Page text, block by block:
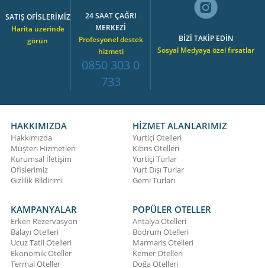
SATIŞ OFİSLERİMİZ
Harita üzerinde
görün
24 SAAT ÇAĞRI
MERKEZİ
Profesyonel destek
hizmeti
0850 303 0
733
BİZİ TAKİP EDİN
Sosyal Medyaya özel fırsatlar
HAKKIMIZDA
Hakkımızda
Müşteri Hizmetleri
Kurumsal İletişim
Ofislerimiz
Gizlilik Bildirimi
HİZMET ALANLARIMIZ
Yurtiçi Otelleri
Kıbrıs Otelleri
Yurtiçi Turlar
Yurt Dışı Turlar
Gemi Turları
KAMPANYALAR
Erken Rezervasyon
Balayı Otelleri
Ucuz Tatil Otelleri
Ekonomik Oteller
Termal Oteller
POPÜLER OTELLER
Antalya Otelleri
Bodrum Otelleri
Marmaris Otelleri
Kemer Otelleri
Doğa Otelleri